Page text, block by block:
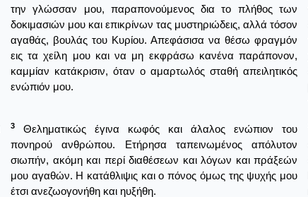
την γλώσσαν μου, παραπονούμενος δια το πλήθος των
δοκιμασιών μου και επικρίνων τας μυστηριώδεις, αλλά τόσον
αγαθάς, βουλάς του Κυρίου. Απεφάσισα να θέσω φραγμόν
εις τα χείλη μου και να μη εκφράσω κανένα παράπονον,
καμμίαν κατάκρισιν, όταν ο αμαρτωλός σταθή απειλητικός
ενώπιόν μου.
3
Θεληματικώς έγινα κωφός και άλαλος ενώπιον του
πονηρού ανθρώπου. Ετήρησα ταπεινωμένος απόλυτον
σιωπήν, ακόμη και περί διαθέσεων και λόγων και πράξεών
μου αγαθών. Η κατάθλιψις και ο πόνος όμως της ψυχής μου
έτσι ανεζωογονήθη και ηυξήθη.